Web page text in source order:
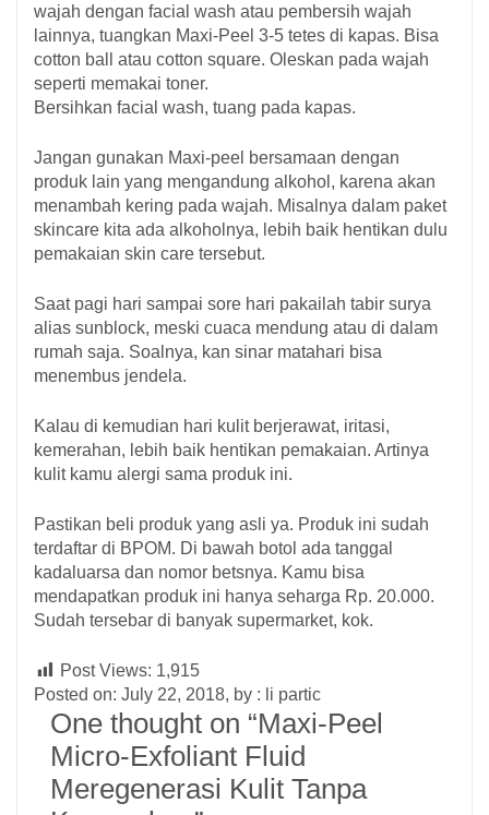
wajah dengan facial wash atau pembersih wajah
lainnya, tuangkan Maxi-Peel 3-5 tetes di kapas. Bisa
cotton ball atau cotton square. Oleskan pada wajah
seperti memakai toner.
Bersihkan facial wash, tuang pada kapas.
Jangan gunakan Maxi-peel bersamaan dengan
produk lain yang mengandung alkohol, karena akan
menambah kering pada wajah. Misalnya dalam paket
skincare kita ada alkoholnya, lebih baik hentikan dulu
pemakaian skin care tersebut.
Saat pagi hari sampai sore hari pakailah tabir surya
alias sunblock, meski cuaca mendung atau di dalam
rumah saja. Soalnya, kan sinar matahari bisa
menembus jendela.
Kalau di kemudian hari kulit berjerawat, iritasi,
kemerahan, lebih baik hentikan pemakaian. Artinya
kulit kamu alergi sama produk ini.
Pastikan beli produk yang asli ya. Produk ini sudah
terdaftar di BPOM. Di bawah botol ada tanggal
kadaluarsa dan nomor betsnya. Kamu bisa
mendapatkan produk ini hanya seharga Rp. 20.000.
Sudah tersebar di banyak supermarket, kok.
Post Views: 1,915
Posted on: July 22, 2018, by : li partic
One thought on “Maxi-Peel
Micro-Exfoliant Fluid
Meregenerasi Kulit Tanpa